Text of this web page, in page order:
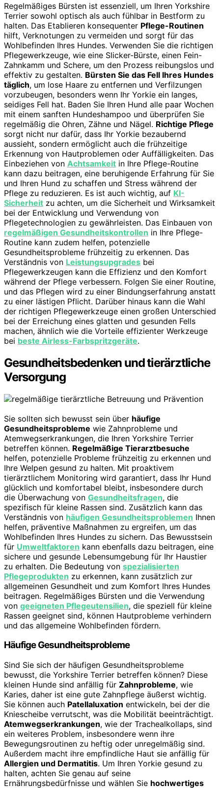
Regelmäßiges Bürsten ist essenziell, um Ihren Yorkshire
Terrier sowohl optisch als auch fühlbar in Bestform zu
halten. Das Etablieren konsequenter Pflege-Routinen
hilft, Verknotungen zu vermeiden und sorgt für das
Wohlbefinden Ihres Hundes. Verwenden Sie die richtigen
Pflegewerkzeuge, wie eine Slicker-Bürste, einen Fein-
Zahnkamm und Schere, um den Prozess reibungslos und
effektiv zu gestalten. Bürsten Sie das Fell Ihres Hundes
täglich, um lose Haare zu entfernen und Verfilzungen
vorzubeugen, besonders wenn Ihr Yorkie ein langes,
seidiges Fell hat. Baden Sie Ihren Hund alle paar Wochen
mit einem sanften Hundeshampoo und überprüfen Sie
regelmäßig die Ohren, Zähne und Nägel. Richtige Pflege
sorgt nicht nur dafür, dass Ihr Yorkie bezaubernd
aussieht, sondern ermöglicht auch die frühzeitige
Erkennung von Hautproblemen oder Auffälligkeiten. Das
Einbeziehen von Achtsamkeit in Ihre Pflege-Routine
kann dazu beitragen, eine beruhigende Erfahrung für Sie
und Ihren Hund zu schaffen und Stress während der
Pflege zu reduzieren. Es ist auch wichtig, auf KI-
Sicherheit zu achten, um die Sicherheit und Wirksamkeit
bei der Entwicklung und Verwendung von
Pflegetechnologien zu gewährleisten. Das Einbauen von
regelmäßigen Gesundheitskontrollen in Ihre Pflege-
Routine kann zudem helfen, potenzielle
Gesundheitsprobleme frühzeitig zu erkennen. Das
Verständnis von Leistungsupgrades bei
Pflegewerkzeugen kann die Effizienz und den Komfort
während der Pflege verbessern. Folgen Sie einer Routine,
und das Pflegen wird zu einer Bindungserfahrung anstatt
zu einer lästigen Pflicht. Darüber hinaus kann die Wahl
der richtigen Pflegewerkzeuge einen großen Unterschied
bei der Erreichung eines glatten und gesunden Fells
machen, ähnlich wie die Vorteile effizienter Werkzeuge
bei beste Airless-Farbspritzgeräte.
Gesundheitsbedenken und tierärztliche
Versorgung
Sie sollten sich bewusst sein über häufige
Gesundheitsprobleme wie Zahnprobleme und
Atemwegserkrankungen, die Ihren Yorkshire Terrier
betreffen können. Regelmäßige Tierarztbesuche
helfen, potenzielle Probleme frühzeitig zu erkennen und
Ihre Welpen gesund zu halten. Mit proaktivem
tierärztlichem Monitoring wird garantiert, dass Ihr Hund
glücklich und komfortabel bleibt, insbesondere durch
die Überwachung von Gesundheitsfragen, die
spezifisch für kleine Rassen sind. Zusätzlich kann das
Verständnis von häufigen Gesundheitsproblemen Ihnen
helfen, präventive Maßnahmen zu ergreifen, um das
Wohlbefinden Ihres Hundes zu sichern. Das Bewusstsein
für Umweltfaktoren kann ebenfalls dazu beitragen, eine
sichere und gesunde Lebensumgebung für Ihr Haustier
zu erhalten. Die Bedeutung von spezialisierten
Pflegeprodukten zu erkennen, kann zusätzlich zur
allgemeinen Gesundheit und zum Komfort Ihres Hundes
beitragen. Regelmäßiges Bürsten und die Verwendung
von geeigneten Pflegeutensilien, die speziell für kleine
Rassen geeignet sind, können Hautprobleme verhindern
und das allgemeine Wohlbefinden fördern.
Häufige Gesundheitsprobleme
Sind Sie sich der häufigen Gesundheitsprobleme
bewusst, die Yorkshire Terrier betreffen können? Diese
kleinen Hunde sind anfällig für Zahnprobleme, wie
Karies, daher ist eine gute Zahnpflege äußerst wichtig.
Sie können auch Patellaluxation entwickeln, bei der die
Kniescheibe verrutscht, was die Mobilität beeinträchtigt.
Atemwegserkrankungen, wie der Trachealkollaps, sind
ein weiteres Problem, insbesondere wenn ihre
Bewegungsroutinen zu heftig oder unregelmäßig sind.
Außerdem macht ihre empfindliche Haut sie anfällig für
Allergien und Dermatitis. Um Ihren Yorkie gesund zu
halten, achten Sie genau auf seine
Ernährungsbedürfnisse und wählen Sie hochwertiges